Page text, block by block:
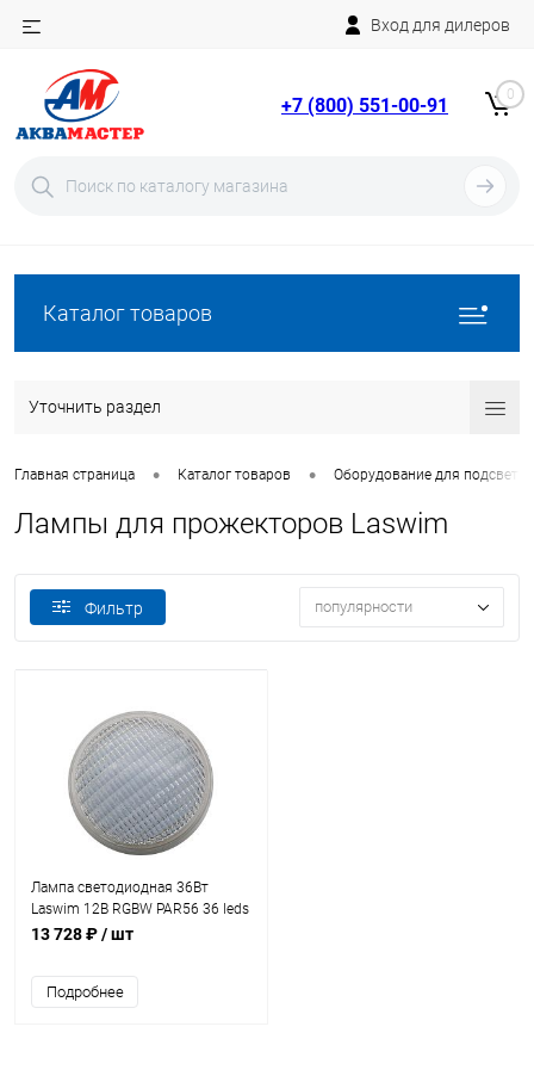
Вход для дилеров
+7 (800) 551-00-91 0
Каталог товаров
Уточнить раздел
Главная страница • Каталог товаров • Оборудование для
Лампы для прожекторов Laswim
Фильтр популярности
Лампа светодиодная 36Вт
Laswim 12В RGBW PAR56 36 leds
(WL-PAR-LED036PC)
13 728 ₽/ шт
Подробнее